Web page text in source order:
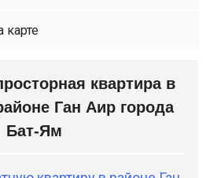
карте
квартира в
Ган Аир города
Бат-Ям